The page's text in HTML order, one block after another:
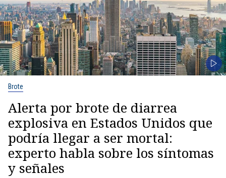
Brote
Alerta por brote de diarrea
explosiva en Estados Unidos que
podría llegar a ser mortal:
experto habla sobre los síntomas
y señales